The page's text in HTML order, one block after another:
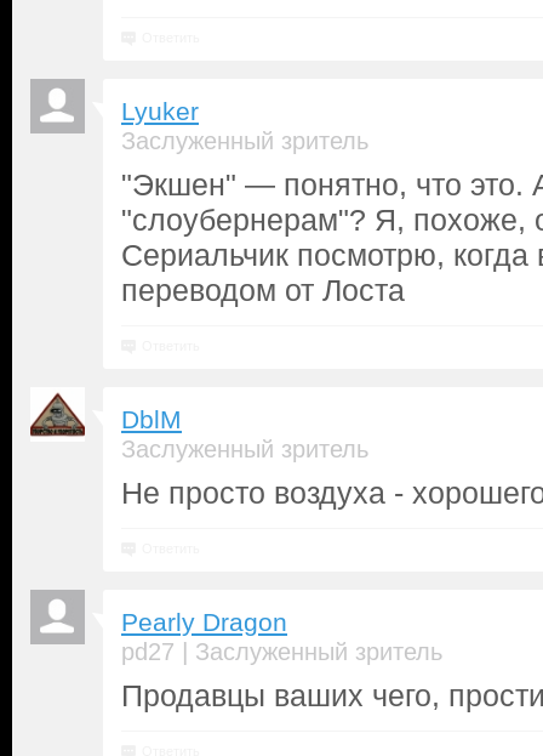
Lyuker
Заслуженный зритель
"Экшен" — понятно, что это.
"слоубернерам"? Я, похоже,
Сериальчик посмотрю, когда
переводом от Лоста
DblM
Заслуженный зритель
Не просто воздуха -
Pearly Dragon
pd27 | Заслуженный зритель
Продавцы ваших чего,